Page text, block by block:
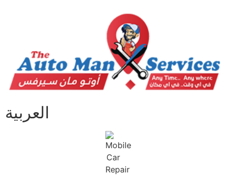
العربية